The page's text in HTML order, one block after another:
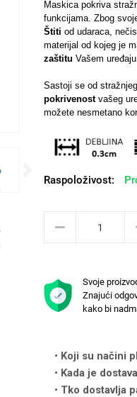
Next
Maskica pokriva
funkcijama. Zbog
Štiti od udaraca,
materijal od kojeg je
zaštitu Vašem
Sastoji se od
pokrivenostvašeg
možete nesmetano
Raspoloživost:
Svoje
Znajući
kako bi
Koji su načini
Kada je
Tko dostavlja